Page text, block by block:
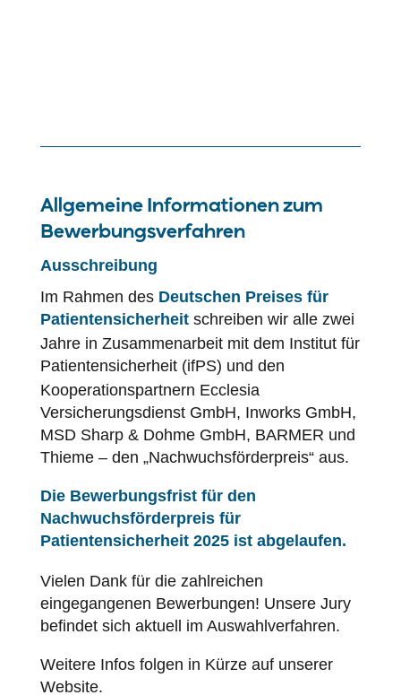
Allgemeine Informationen zum
Bewerbungsverfahren
Ausschreibung
Im Rahmen des Deutschen Preises für
Patientensicherheitschreiben wir alle zwei
Jahre in Zusammenarbeit mit dem Institut für
Patientensicherheit(ifPS) und den
Kooperationspartnern Ecclesia
Versicherungsdienst GmbH, Inworks GmbH,
MSD Sharp & Dohme GmbH, BARMER und
Thieme – den „Nachwuchsförderpreis“ aus.
Die Bewerbungsfrist für den
Nachwuchsförderpreis für
Patientensicherheit2025 ist abgelaufen.
Vielen Dank für die zahlreichen
eingegangenen Bewerbungen! Unsere Jury
befindet sich aktuell im Auswahlverfahren.
Weitere Infos folgen in Kürze auf unserer
Website.